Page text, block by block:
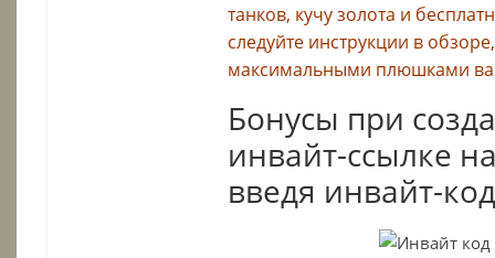
танков, кучу золота и
следуйте инструкции в
максимальными плюшками
Бонусы при
инвайт-ссылке
введя инвайт-